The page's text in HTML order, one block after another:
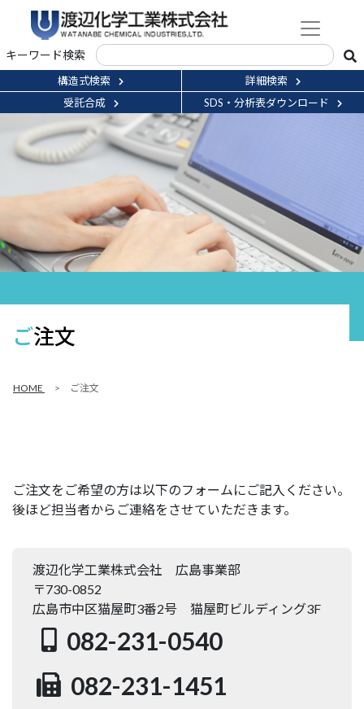
キーワード検索
構造式検索
詳細検索
受託合成
SDS・分析表ダウンロード
ご注文
HOME ご注文
ご注文をご希望の方は以下のフォームにご記入ください。
後ほど担当者からご連絡をさせていただきます。
渡辺化学工業株式会社 広島事業部
〒730-0852
広島市中区猫屋町3番2号 猫屋町ビルディング3F
082-231-0540
082-231-1451